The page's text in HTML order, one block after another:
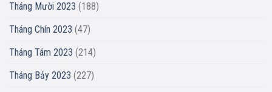
Tháng Mười 2023 (188)
Tháng Chín 2023 (47)
Tháng Tám 2023 (214)
Tháng Bảy 2023 (227)